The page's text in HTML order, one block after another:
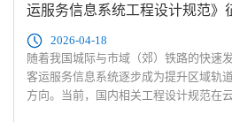
运服务信息系统工程设计规范》
议顺利召开
2026-04-18
随着我国城际与市域（郊）铁路的快速
客运服务信息系统逐步成为提升区域轨
方向。当前，国内相关工程设计规范在